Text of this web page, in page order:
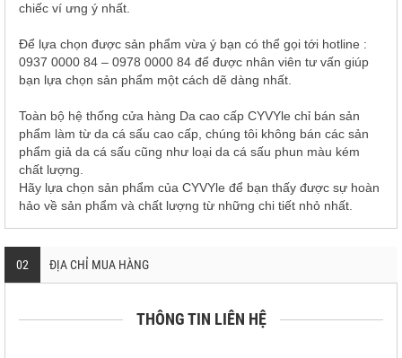
chiếc ví ưng ý nhất.
Để lựa chọn được sản phẩm vừa ý bạn có thể gọi tới hotline :
0937 0000 84 – 0978 0000 84 để được nhân viên tư vấn giúp
bạn lựa chọn sản phẩm một cách dẽ dàng nhất.
Toàn bộ hệ thống cửa hàng Da cao cấp CYVYle chỉ bán sản
phẩm làm từ da cá sấu cao cấp, chúng tôi không bán các sản
phẩm giả da cá sấu cũng như loại da cá sấu phun màu kém
chất lượng.
Hãy lựa chọn sản phẩm của CYVYle để bạn thấy được sự hoàn
hảo về sản phẩm và chất lượng từ những chi tiết nhỏ nhất.
02 ĐỊA CHỈ MUA HÀNG
THÔNG TIN LIÊN HỆ